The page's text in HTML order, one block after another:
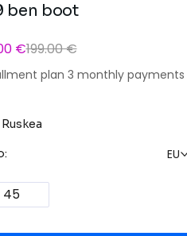
ben boot
€199.00 €
plan 3 monthly payments
EU
45